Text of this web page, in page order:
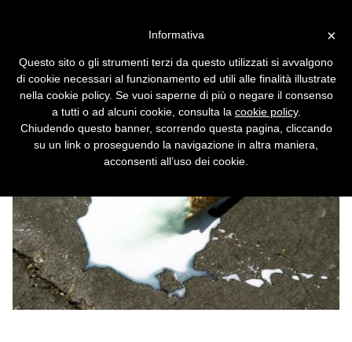
Grazie a una particolare proteina resiste al
caldo e ha una consistenza particolarmente
vellutata.
×
Informativa
Questo sito o gli strumenti terzi da questo utilizzati si avvalgono
di cookie necessari al funzionamento ed utili alle finalità illustrate
nella cookie policy. Se vuoi saperne di più o negare il consenso
a tutti o ad alcuni cookie, consulta la cookie policy.
Chiudendo questo banner, scorrendo questa pagina, cliccando
su un link o proseguendo la navigazione in altra maniera,
acconsenti all’uso dei cookie.